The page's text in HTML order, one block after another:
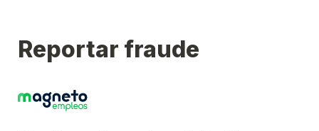
Reportar fraude